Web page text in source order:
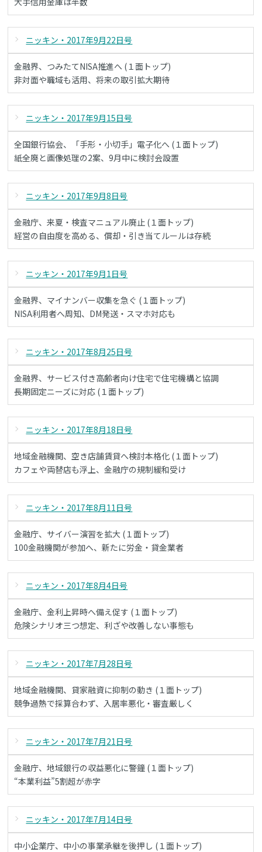
ニッキン・2017年9月22日号
金融界、つみたてNISA推進へ (１面トップ)
非対面や職域も活用、将来の取引拡大期待
ニッキン・2017年9月15日号
全国銀行協会、「手形・小切手」電子化へ (１面トップ)
紙全廃と画像処理の2案、9月中に検討会設置
ニッキン・2017年9月8日号
金融庁、来夏・検査マニュアル廃止 (１面トップ)
経営の自由度を高める、償却・引き当てルールは存続
ニッキン・2017年9月1日号
金融界、マイナンバー収集を急ぐ (１面トップ)
NISA利用者へ周知、DM発送・スマホ対応も
ニッキン・2017年8月25日号
金融界、サービス付き高齢者向け住宅で住宅機構と協調
長期固定ニーズに対応 (１面トップ)
ニッキン・2017年8月18日号
地域金融機関、空き店舗賃貸へ検討本格化 (１面トップ)
カフェや両替店も浮上、金融庁の規制緩和受け
ニッキン・2017年8月11日号
金融庁、サイバー演習を拡大 (１面トップ)
100金融機関が参加へ、新たに労金・貸金業者
ニッキン・2017年8月4日号
金融庁、金利上昇時へ備え促す (１面トップ)
危険シナリオ三つ想定、利ざや改善しない事態も
ニッキン・2017年7月28日号
地域金融機関、貸家融資に抑制の動き (１面トップ)
競争過熱で採算合わず、入居率悪化・審査厳しく
ニッキン・2017年7月21日号
金融庁、地域銀行の収益悪化に警鐘 (１面トップ)
“本業利益”5割超が赤字
ニッキン・2017年7月14日号
中小企業庁、中小の事業承継を後押し (１面トップ)